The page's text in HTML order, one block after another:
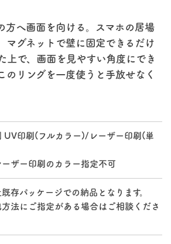
方へ画面を向ける。スマホの居場
マグネットで壁に固定できるだけ
上で、画面を見やすい角度にでき
のリングを一度使うと手放せなく
UV印刷(フルカラー)/レーザー印刷(単
ザー印刷のカラー指定不可
存パッケージでの納品となります。
法にご指定がある場合はご相談くださ